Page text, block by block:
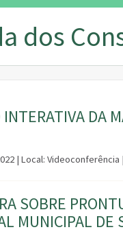
dos
INTERATIVA DA
| Local:
SOBRE
MUNICIPAL DE